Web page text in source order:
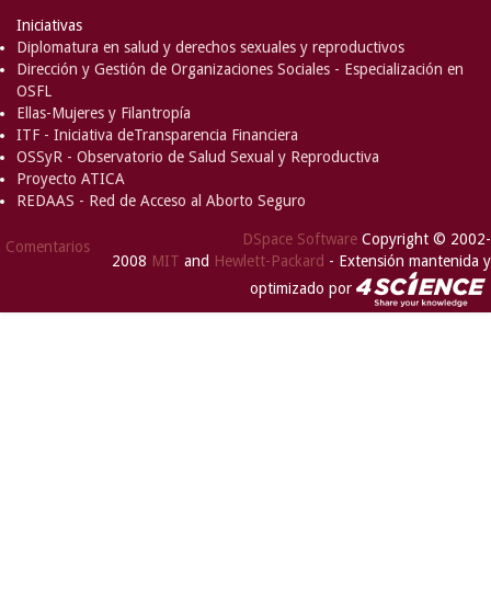
Iniciativas
Diplomatura en salud y derechos sexuales y reproductivos
Dirección y Gestión de Organizaciones Sociales - Especialización en
OSFL
Ellas-Mujeres y Filantropía
ITF - Iniciativa deTransparencia Financiera
OSSyR - Observatorio de Salud Sexual y Reproductiva
Proyecto ATICA
REDAAS - Red de Acceso al Aborto Seguro
Comentarios DSpace Software Copyright © 2002-
2008 MIT and Hewlett-Packard - Extensión mantenida y
optimizado por